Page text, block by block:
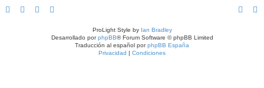
ProLight Style by Ian Bradley
Desarrollado porphpBB® Forum Software © phpBB Limited
Traducción al español porphpBB España
Privacidad | Condiciones